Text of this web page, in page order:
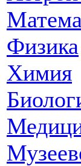
Физика
Химия